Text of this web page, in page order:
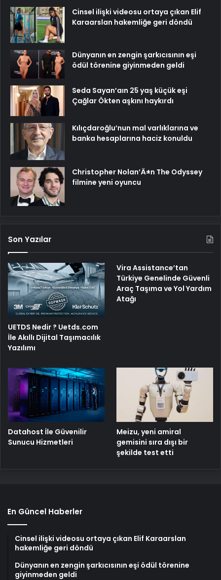
Cinsel ilişki videosu ortaya çıkan Elif
Karaarslan hakemliğe geri döndü
Dünyanın en zengin şarkıcısının eşi
ödül törenine giyinmeden geldi
Seda Sayan’aın 25 yaş küçük eşi
Çağlar Ökten aşkını haykırdı
Kılıçdaroğlu’nun mal varlıklarına ve
banka hesaplarına haciz konuldu
Christopher Nolan’Ä±n The Odyssey
filmine yeni oyuncu
Son Yazılar
UETDS Nedir ? Uetds.com
İle Akıllı Dijital Taşımacılık
Yazılımı
Vira Assistance’tan
Türkiye Genelinde Güvenli
Araç Taşıma ve Yol Yardım
Atağı
Datahost İle Güvenilir
Sunucu Hizmetleri
Meizu, yeni amiral
gemisini sıra dışı bir
şekilde test etti
En Güncel Haberler
Cinsel ilişki videosu ortaya çıkan Elif Karaarslan
hakemliğe geri döndü
Dünyanın en zengin şarkıcısının eşi ödül törenine
giyinmeden geldi